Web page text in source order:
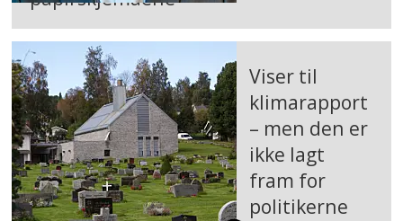
Viser til
klimarapport
– men den er
ikke lagt
fram for
politikerne